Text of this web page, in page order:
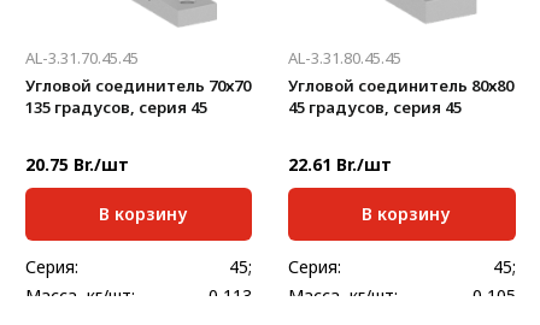
AL-3.31.70.45.45
Угловой соединитель 70х70
135 градусов, серия 45
20.75 Br./шт
В корзину
Серия:
45;
Масса, кг/шт:
0,113
AL-3.31.80.45.45
Угловой соединитель 80х80
45 градусов, серия 45
22.61 Br./шт
В корзину
Серия:
45;
Масса, кг/шт:
0,105